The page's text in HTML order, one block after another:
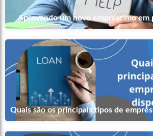
Aprovando um novo empréstimo em
Quais são os principais tipos de